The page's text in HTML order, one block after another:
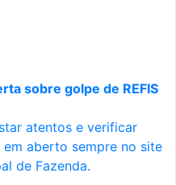
sobre golpe de REFIS
atentos e verificar
aberto sempre no site
de Fazenda.